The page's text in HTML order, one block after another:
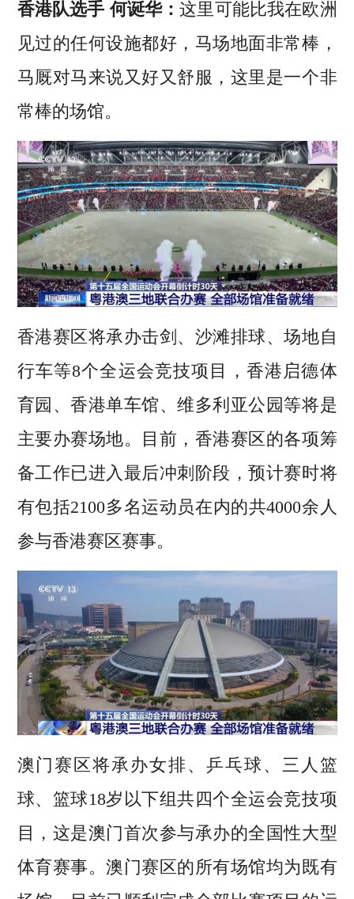
香港队选手 何诞华：这里可能比我在欧洲
见过的任何设施都好，马场地面非常棒，
马厩对马来说又好又舒服，这里是一个非
常棒的场馆。
香港赛区将承办击剑、沙滩排球、场地自
行车等8个全运会竞技项目，香港启德体
育园、香港单车馆、维多利亚公园等将是
主要办赛场地。目前，香港赛区的各项筹
备工作已进入最后冲刺阶段，预计赛时将
有包括2100多名运动员在内的共4000余人
参与香港赛区赛事。
澳门赛区将承办女排、乒乓球、三人篮
球、篮球18岁以下组共四个全运会竞技项
目，这是澳门首次参与承办的全国性大型
体育赛事。澳门赛区的所有场馆均为既有